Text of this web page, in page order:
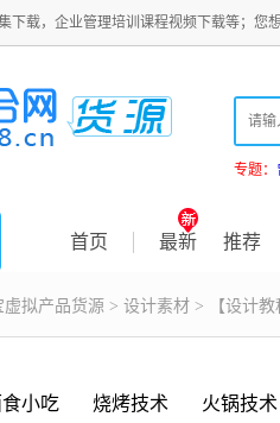
下载，企业管理培训课程视频下载等；您
专题：
首页 最新 推荐
虚拟产品货源 > 设计素材 > 【设计
小吃 烧烤技术 火锅技术